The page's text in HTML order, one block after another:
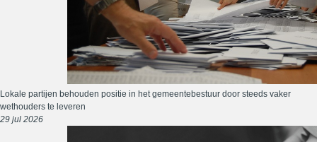
Lokale partijen behouden positie in het gemeentebestuur door steeds vaker
wethouders te leveren
29 jul 2026